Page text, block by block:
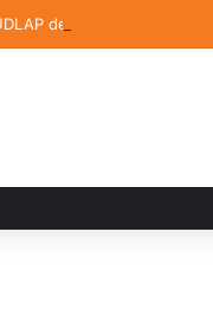
destacan en el MUTVI